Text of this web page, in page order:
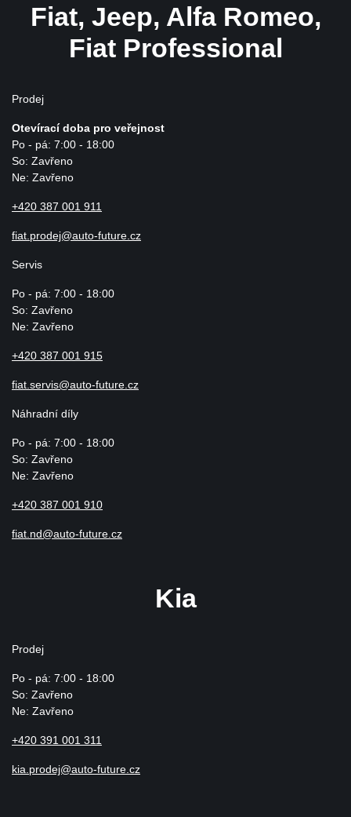
Fiat, Jeep, Alfa Romeo,
Fiat Professional
Prodej
Otevírací doba pro veřejnost
Po - pá: 7:00 - 18:00
So: Zavřeno
Ne: Zavřeno
+420 387 001 911
fiat.prodej@auto-future.cz
Servis
Po - pá: 7:00 - 18:00
So: Zavřeno
Ne: Zavřeno
+420 387 001 915
fiat.servis@auto-future.cz
Náhradní díly
Po - pá: 7:00 - 18:00
So: Zavřeno
Ne: Zavřeno
+420 387 001 910
fiat.nd@auto-future.cz
Kia
Prodej
Po - pá: 7:00 - 18:00
So: Zavřeno
Ne: Zavřeno
+420 391 001 311
kia.prodej@auto-future.cz